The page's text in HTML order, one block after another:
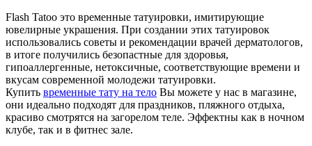
Flash Tatoo это временные татуировки, имитирующие
ювелирные украшения. При создании этих татуировок
использовались советы и рекомендации врачей дерматологов,
в итоге получились безопастные для здоровья,
гипоаллергенные, нетоксичные, соответствующие времени и
вкусам современной молодежи татуировки.
Купить временные тату на тело Вы можете у нас в магазине,
они идеально подходят для праздников, пляжного отдыха,
красиво смотрятся на загорелом теле. Эффектны как в ночном
клубе, так и в фитнес зале.